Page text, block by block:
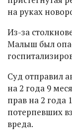
на руках
Из-за
Малыш был
Суд отправил
на 2 года 9
прав на 2 года
потерпевших
вреда.